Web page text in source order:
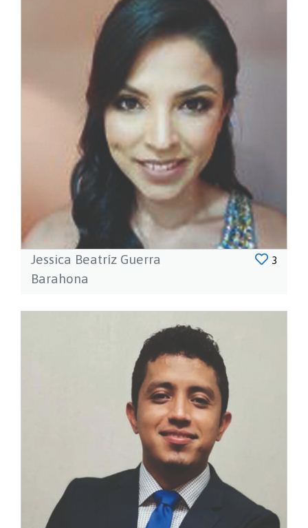
Jessica Beatríz Guerra
Barahona
3